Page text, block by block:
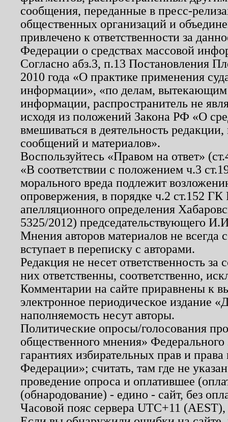
сообщения, переданные в пресс-
общественных организаций и
привлечено к ответственности за
Федерации о средствах массовой
Согласно абз.3, п.13 Постановления
2010 года «О практике применения
информации», «по делам, вытекающим
информации, распространитель не
исходя из положений Закона РФ «О
вмешиваться в деятельность
сообщений и материалов».
Воспользуйтесь «Правом на ответ»
«В соответствии с положением ч.3
морального вреда подлежит
опровержения, в порядке ч.2 ст.152
апелляционного определения
5325/2012) председательствующего
Мнения авторов материалов не
вступает в переписку с авторами.
Редакция не несет ответственность
них ответственны, соответственно,
Комментарии на сайте приравнены к
электронное периодическое издание
наполняемость несут авторы.
Политические опросы/голосования
общественного мнения»
гарантиях избирательных прав и
Федерации»; считать, там где не
проведение опроса и оплатившее
(обнародование) - едино - сайт, без
Часовой пояс сервера UTC+11